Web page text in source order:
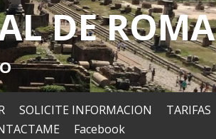
DE ROMA
SOLICITE INFORMACION
TARIFAS
Facebook